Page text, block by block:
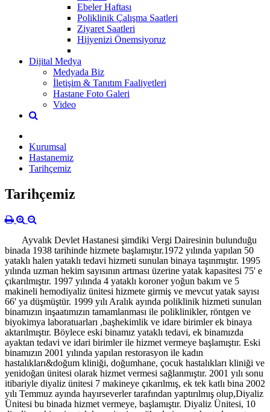
Ebeler Haftası
Poliklinik Çalışma Saatleri
Ziyaret Saatleri
Hijyenizi Önemsiyoruz
Dijital Medya
Medyada Biz
İletişim & Tanıtım Faaliyetleri
Hastane Foto Galeri
Video
Kurumsal
Hastanemiz
Tarihçemiz
Tarihçemiz
Ayvalık Devlet Hastanesi şimdiki Vergi Dairesinin bulunduğu
binada 1938 tarihinde hizmete başlamıştır.1972 yılında yapılan 50
yataklı halen yataklı tedavi hizmeti sunulan binaya taşınmıştır. 1995
yılında uzman hekim sayısının artması üzerine yatak kapasitesi 75' e
çıkarılmıştır. 1997 yılında 4 yataklı koroner yoğun bakım ve 5
makineli hemodiyaliz ünitesi hizmete girmiş ve mevcut yatak sayısı
66' ya düşmüştür. 1999 yılı Aralık ayında poliklinik hizmeti sunulan
binamızın inşaatımızın tamamlanması ile poliklinikler, röntgen ve
biyokimya laboratuarları ,başhekimlik ve idare birimler ek binaya
aktarılmıştır. Böylece eski binamız yataklı tedavi, ek binamızda
ayaktan tedavi ve idari birimler ile hizmet vermeye başlamıştır. Eski
binamızın 2001 yılında yapılan restorasyon ile kadın
hastalıkları&doğum kliniği, doğumhane, çocuk hastalıkları kliniği ve
yenidoğan ünitesi olarak hizmet vermesi sağlanmıştır. 2001 yılı sonu
itibariyle diyaliz ünitesi 7 makineye çıkarılmış, ek tek katlı bina 2002
yılı Temmuz ayında hayırseverler tarafından yaptırılmış olup,Diyaliz
Ünitesi bu binada hizmet vermeye, başlamıştır. Diyaliz Ünitesi, 10